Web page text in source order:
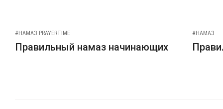
#НАМАЗ PRAYERTIME
Правильный намаз начинающих
#НАМАЗ